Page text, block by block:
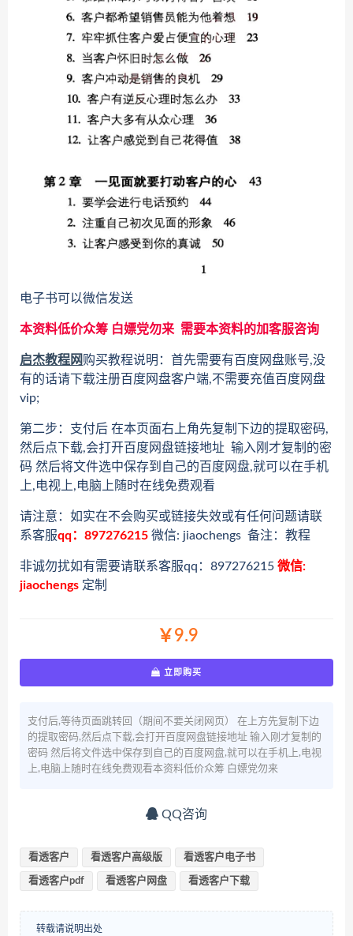
电子书可以微信发送
本资料低价众筹 白嫖党勿来 需要本资料的加客服咨询
启杰教程网购买教程说明：首先需要有百度网盘账号,没
有的话请下载注册百度网盘客户端,不需要充值百度网盘
vip;
第二步：支付后 在本页面右上角先复制下边的提取密码,
然后点下载,会打开百度网盘链接地址 输入刚才复制的密
码 然后将文件选中保存到自己的百度网盘,就可以在手机
上,电视上,电脑上随时在线免费观看
请注意：如实在不会购买或链接失效或有任何问题请联
系客服qq：897276215 微信: jiaochengs 备注：教程
非诚勿扰如有需要请联系客服qq：897276215 微信:
jiaochengs 定制
￥9.9
立即购买
支付后,等待页面跳转回（期间不要关闭网页） 在上方先复制下边
的提取密码,然后点下载,会打开百度网盘链接地址 输入刚才复制的
密码 然后将文件选中保存到自己的百度网盘,就可以在手机上,电视
上,电脑上随时在线免费观看本资料低价众筹 白嫖党勿来
QQ咨询
看透客户 看透客户高级版 看透客户电子书
看透客户pdf 看透客户网盘 看透客户下载
转载请说明出处